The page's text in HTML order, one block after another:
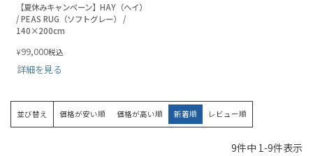
【夏休みキャンペーン】HAY（ヘイ）
/ PEAS RUG（ソフトグレー） /
140×200cm
¥99,000税込
詳細を見る
並び替え 価格が安い順 価格が高い順 新着順 レビュー順
9件中 1-9件表示